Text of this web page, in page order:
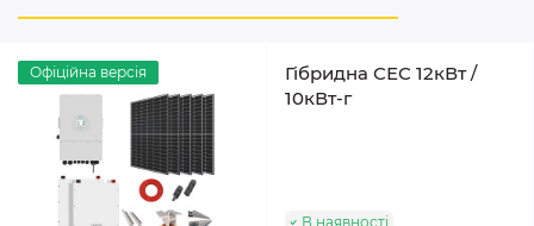
Офіційна версія
Гібридна СЕС 12кВт /
10кВт-г
В наявності